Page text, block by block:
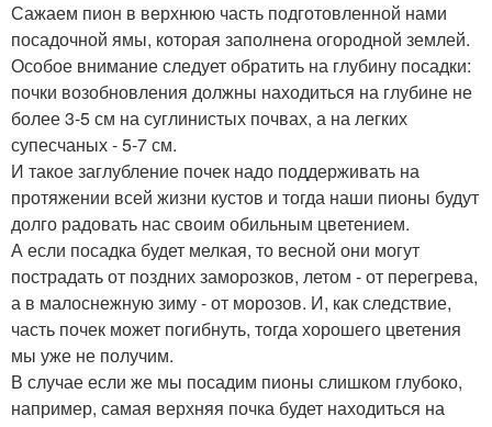
Сажаем пион в верхнюю часть подготовленной нами
посадочной ямы, которая заполнена огородной землей.
Особое внимание следует обратить на глубину посадки:
почки возобновления должны находиться на глубине не
более 3-5 см на суглинистых почвах, а на легких
супесчаных - 5-7 см.
И такое заглубление почек надо поддерживать на
протяжении всей жизни кустов и тогда наши пионы будут
долго радовать нас своим обильным цветением.
А если посадка будет мелкая, то весной они могут
пострадать от поздних заморозков, летом - от перегрева,
а в малоснежную зиму - от морозов. И, как следствие,
часть почек может погибнуть, тогда хорошего цветения
мы уже не получим.
В случае если же мы посадим пионы слишком глубоко,
например, самая верхняя почка будет находиться на